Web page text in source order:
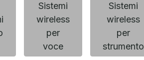
Sistemi
wireless
per
voce
Sistemi
wireless
per
strumento